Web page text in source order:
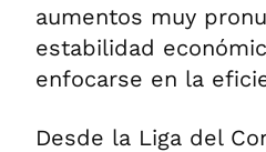
aumentos muy
estabilidad
enfocarse en la
Desde la Liga del